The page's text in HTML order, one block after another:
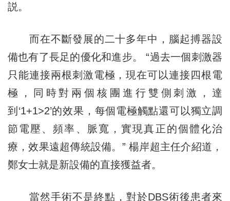
説。
而在不斷發展的二十多年中，腦起搏器設
備也有了長足的優化和進步。 “過去一個刺激器
只能連接兩根刺激電極，現在可以連接四根電
極，同時對兩個核團進行雙側刺激，達
到‘1+1>2’的效果，每個電極觸點還可以獨立調
節電壓、頻率、脈寬，實現真正的個體化治
療，效果遠超傳統設備。” 楊岸超主任介紹道，
鄭女士就是新設備的直接獲益者。
當然手術不是終點，對於DBS術後患者來